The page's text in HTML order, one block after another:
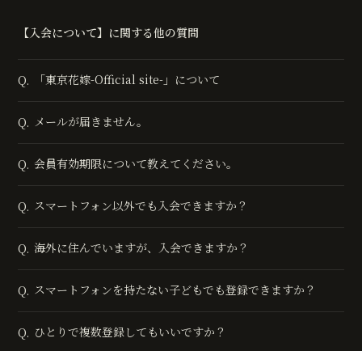
【入会について】に関する他の質問
Q. 「東京花嫁-Official site-」について
Q. メールが届きません。
Q. 会員有効期限について教えてください。
Q. スマートフォン以外でも入会できますか？
Q. 海外に住んでいますが、入会できますか？
Q. スマートフォンを持たない子どもでも登録できますか？
Q. ひとりで複数登録してもいいですか？